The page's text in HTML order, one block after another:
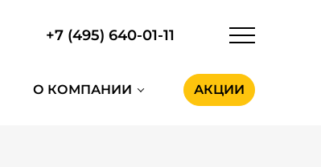
+7 (495) 640-01-11
О КОМПАНИИ АКЦИИ